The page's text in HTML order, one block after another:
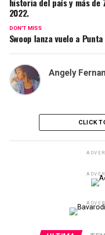
2022.
DON'T MISS
Swoop lanza vuelo a
Angely
CLICK